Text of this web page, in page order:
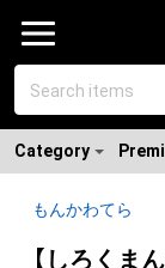
Category
もんかわてら
【しろくま